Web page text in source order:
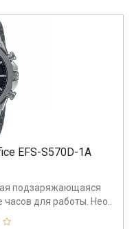
EFS-S570D-1A
подзаряжающаяся
для работы. Нео..